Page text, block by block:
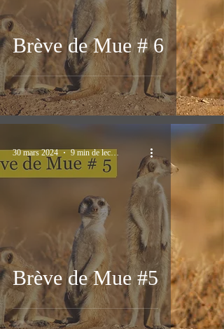
Brève de Mue # 6
Brève de Mue #5
30 mars 2024 9 min de lecture